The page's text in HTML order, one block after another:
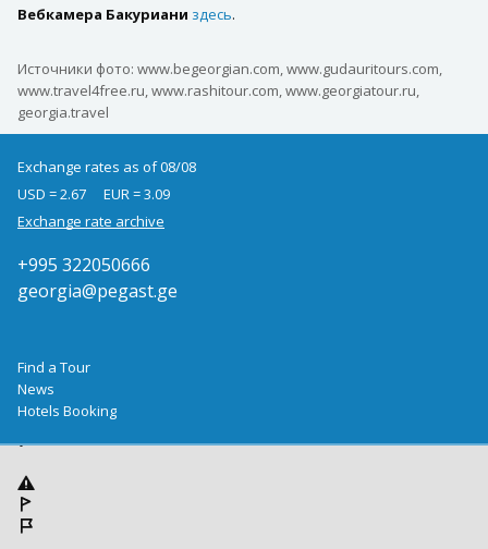
Вебкамера Бакуриани здесь.
Источники фото: www.begeorgian.com, www.gudauritours.com,
www.travel4free.ru, www.rashitour.com, www.georgiatour.ru,
georgia.travel
Exchange rates as of 08/08
USD = 2.67
EUR = 3.09
Exchange rate archive
+995 322050666
georgia@pegast.ge
Find a Tour
News
Hotels Booking